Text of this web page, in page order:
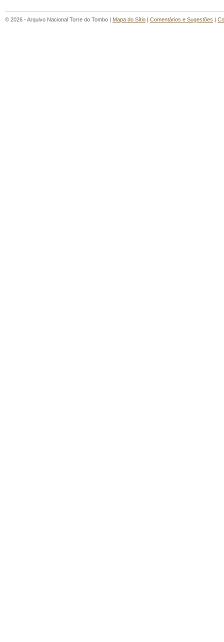
© 2026 - Arquivo Nacional Torre do Tombo | Mapa do Sítio | Comentários e Sugestões |